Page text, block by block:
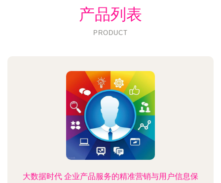
产品列表
PRODUCT
大数据时代 企业产品服务的精准营销与用户信息保